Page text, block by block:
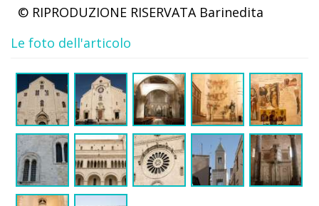
© RIPRODUZIONE RISERVATA Barinedita
Le foto dell'articolo